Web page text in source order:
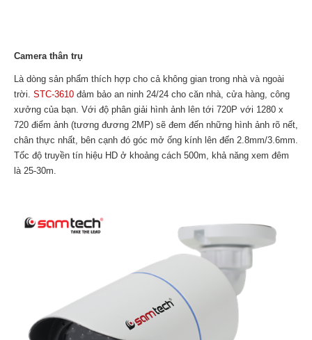
Camera thân trụ
Là dòng sản phẩm thích hợp cho cả không gian trong nhà và ngoài
trời. STC-3610 đảm bảo an ninh 24/24 cho căn nhà, cửa hàng, công
xưởng của bạn. Với độ phân giải hình ảnh lên tới 720P với 1280 x
720 điểm ảnh (tương đương 2MP) sẽ đem đến những hình ảnh rõ nết,
chân thực nhất, bên cạnh đó góc mở ống kính lên đến 2.8mm/3.6mm.
Tốc độ truyền tín hiệu HD ở khoảng cách 500m, khả năng xem đêm
là 25-30m.